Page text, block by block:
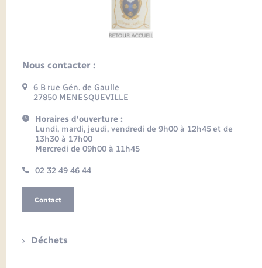
Nous contacter :
6 B rue Gén. de Gaulle
27850 MENESQUEVILLE
Horaires d'ouverture :
Lundi, mardi, jeudi, vendredi de 9h00 à 12h45 et de
13h30 à 17h00
Mercredi de 09h00 à 11h45
02 32 49 46 44
Contact
Déchets